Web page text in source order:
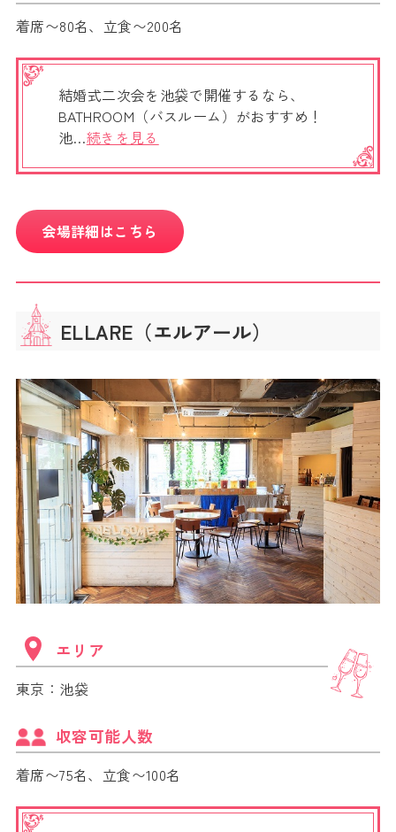
着席〜80名、立食〜200名
結婚式二次会を池袋で開催するなら、
BATHROOM（バスルーム）がおすすめ！
池…続きを見る
会場詳細はこちら
ELLARE（エルアール）
エリア
東京：池袋
収容可能人数
着席〜75名、立食〜100名